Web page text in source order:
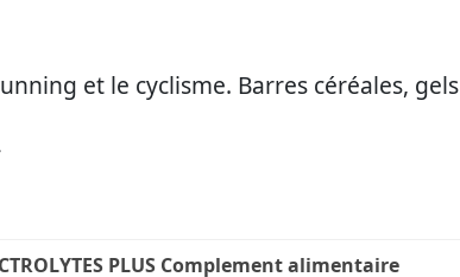
et le cyclisme. Barres céréales, gels
PLUS Complement alimentaire